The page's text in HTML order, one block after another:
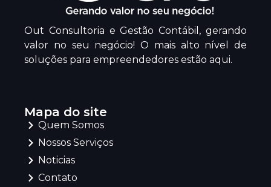
Out Consultoria e Gestão Contábil, gerando
valor no seu negócio! O mais alto nível de
soluções para empreendedores estão aqui.
Mapa do site
Quem Somos
Nossos Serviços
Noticias
Contato